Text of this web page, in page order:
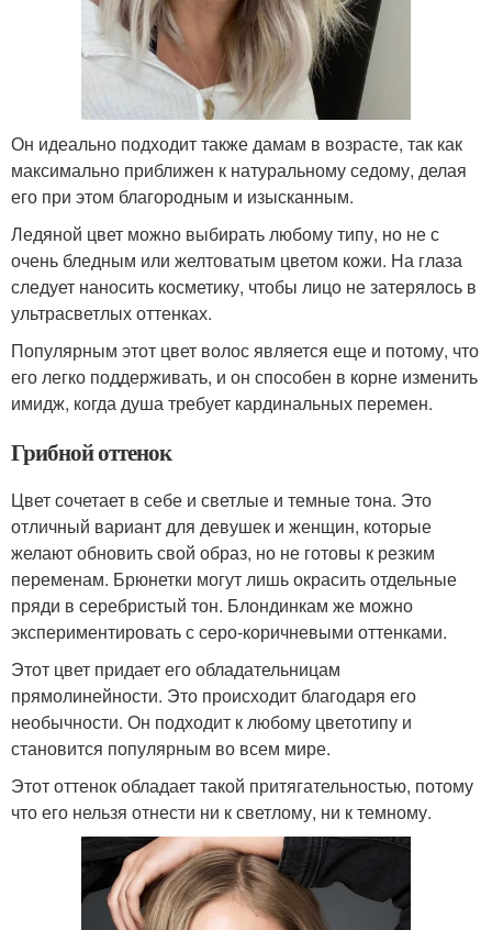
Он идеально подходит также дамам в возрасте, так как
максимально приближен к натуральному седому, делая
его при этом благородным и изысканным.
Ледяной цвет можно выбирать любому типу, но не с
очень бледным или желтоватым цветом кожи. На глаза
следует наносить косметику, чтобы лицо не затерялось в
ультрасветлых оттенках.
Популярным этот цвет волос является еще и потому, что
его легко поддерживать, и он способен в корне изменить
имидж, когда душа требует кардинальных перемен.
Грибной оттенок
Цвет сочетает в себе и светлые и темные тона. Это
отличный вариант для девушек и женщин, которые
желают обновить свой образ, но не готовы к резким
переменам. Брюнетки могут лишь окрасить отдельные
пряди в серебристый тон. Блондинкам же можно
экспериментировать с серо-коричневыми оттенками.
Этот цвет придает его обладательницам
прямолинейности. Это происходит благодаря его
необычности. Он подходит к любому цветотипу и
становится популярным во всем мире.
Этот оттенок обладает такой притягательностью, потому
что его нельзя отнести ни к светлому, ни к темному.